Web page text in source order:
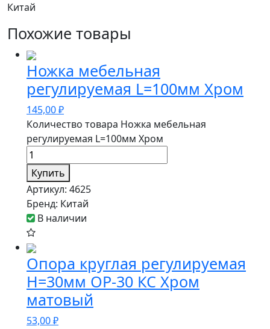
Китай
Похожие товары
Ножка мебельная
регулируемая L=100мм Хром
145,00₽
Количество товара Ножка мебельная
регулируемая L=100мм Хром
Купить
Артикул: 4625
Бренд: Китай
В наличии
Опора круглая регулируемая
Н=30мм ОР-30 КС Хром
матовый
53,00₽